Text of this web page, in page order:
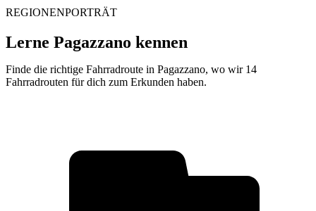
REGIONENPORTRÄT
Lerne Pagazzano kennen
Finde die richtige Fahrradroute in Pagazzano, wo wir 14
Fahrradrouten für dich zum Erkunden haben.